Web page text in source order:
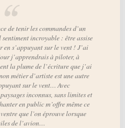
de tenir les commandes d’un
incroyable : être assise
en s’appuyant sur le vent ! J’ai
j’apprendrais à piloter, à
la plume de l’écriture que j’ai
métier d’artiste est une autre
sur le vent… Avec
inconnus, sans limites et
en public m’offre même ce
que l’on éprouve lorsque
de l’avion…